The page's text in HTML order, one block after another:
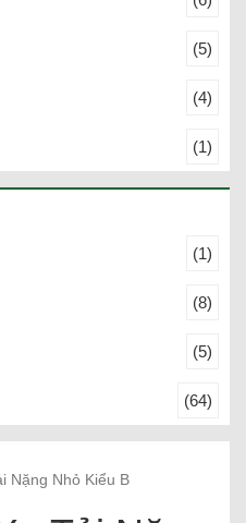
(5)
(4)
(1)
(1)
(8)
(5)
(64)
Nặng Nhỏ Kiểu B